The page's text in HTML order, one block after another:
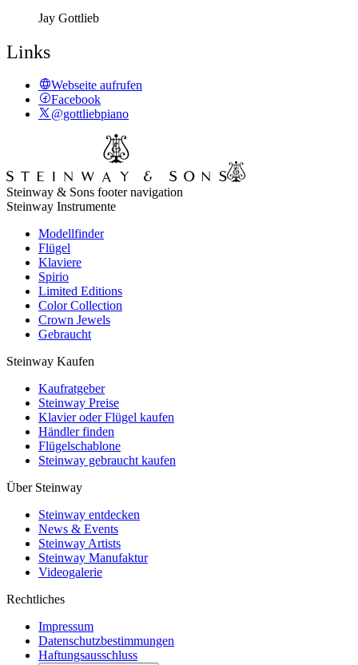
Jay Gottlieb
Links
Webseite aufrufen
Facebook
@gottliebpiano
Steinway & Sons footer navigation
Steinway Instrumente
Modellfinder
Flügel
Klaviere
Spirio
Limited Editions
Color Collection
Crown Jewels
Gebraucht
Steinway Kaufen
Kaufratgeber
Steinway Preise
Klavier oder Flügel kaufen
Händler finden
Flügelschablone
Steinway gebraucht kaufen
Über Steinway
Steinway entdecken
News & Events
Steinway Artists
Steinway Manufaktur
Videogalerie
Rechtliches
Impressum
Datenschutzbestimmungen
Haftungsausschluss